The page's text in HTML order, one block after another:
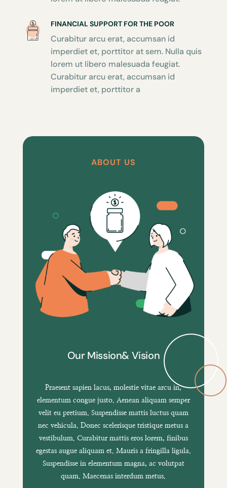
FINANCIAL SUPPORT FOR THE POOR
Curabitur arcu erat, accumsan id
imperdiet et, porttitor at sem. Nulla quis
lorem ut libero malesuada feugiat.
Curabitur arcu erat, accumsan id
imperdiet et, porttitor a
ABOUT US
Our Mission& Vision
Praesent sapien lacus, molestie vitae arcu in,
elementum congue justo. Aenean aliquam semper
velit eu pretium. Suspendisse mattis luctus quam
nec vehicula. Donec scelerisque tristique metus a
vestibulum. Curabitur mattis eros lorem, finibus
egestas augue aliquam et. Mauris a fringilla ligula.
Suspendisse in elementum magna, ac volutpat
quam. Maecenas interdum metus.